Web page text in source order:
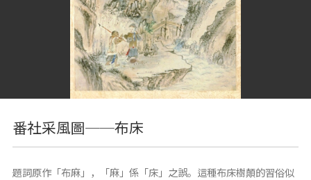
番社采風圖──布床
題詞原作「布麻」，「麻」係「床」之誤。這種布床樹顛的習俗似